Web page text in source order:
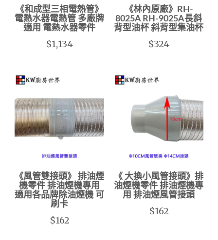
《和成型三相電熱管》
電熱水器電熱管 多廠牌
適用 電熱水器零件
$1,134
《林內原廠》RH-
8025A RH-9025A長斜
背型油杯 斜背型集油杯
$324
《風管雙接頭》 排油煙
機零件 排油煙機專用
適用各品牌除油煙機 可
刷卡
$162
《 大換小風管接頭》排
油煙機零件 排油煙機專
用 排油煙風管接頭
$162